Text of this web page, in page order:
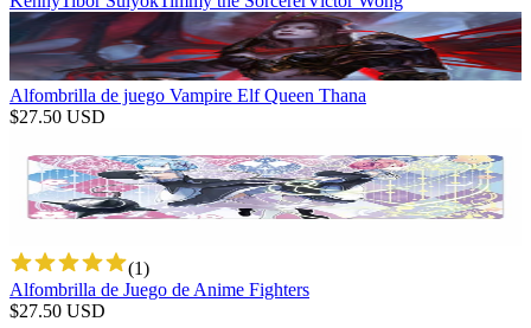
Alfombrilla de juego Vampire Elf Queen Thana
$27.50 USD
(1)
Alfombrilla de Juego de Anime Fighters
$27.50 USD